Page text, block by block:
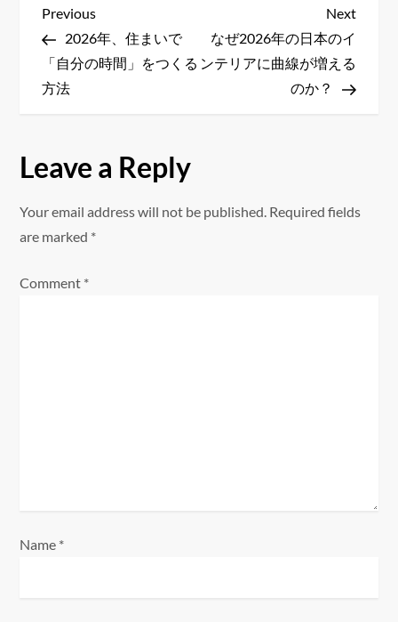
P
o
s
n
a
v
i
Previous
Post
Previous
2026年、住まいで
「自分の時間」をつくる
方法
Next
Next
なぜ2026年の日本のイ
ンテリアに曲線が増える
のか？
Leave a Reply
Your email address will not be published. Required fields
are marked *
Comment *
Name *